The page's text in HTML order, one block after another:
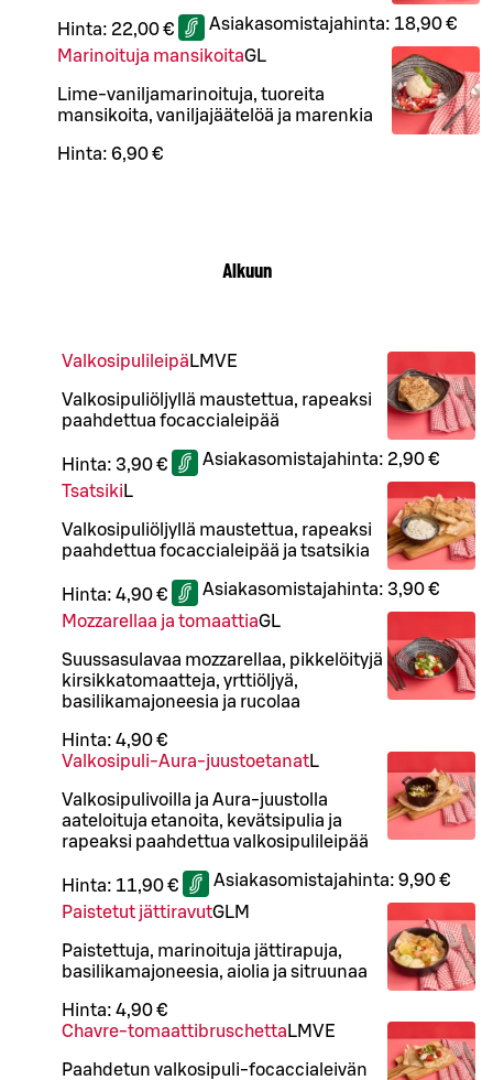
Hinta: 22,00 € Asiakasomistajahinta: 18,90 €
Marinoituja mansikoitaGL
Lime-vaniljamarinoituja, tuoreita
mansikoita, vaniljajäätelöä ja marenkia
Hinta: 6,90 €
Alkuun
Valkosipulileipä LMVE
Valkosipuliöljyllä maustettua, rapeaksi
paahdettua focaccialeipää
Hinta: 3,90 € Asiakasomistajahinta: 2,90 €
Tsatsiki L
Valkosipuliöljyllä maustettua, rapeaksi
paahdettua focaccialeipää ja tsatsikia
Hinta: 4,90 € Asiakasomistajahinta: 3,90 €
Mozzarellaa ja tomaattiaGL
Suussasulavaa mozzarellaa, pikkelöityjä
kirsikkatomaatteja, yrttiöljyä,
basilikamajoneesia ja rucolaa
Hinta: 4,90 €
Valkosipuli-Aura-juustoetanatL
Valkosipulivoilla ja Aura-juustolla
aateloituja etanoita, kevätsipulia ja
rapeaksi paahdettua valkosipulileipää
Hinta: 11,90 € Asiakasomistajahinta: 9,90 €
Paistetut jättiravutGLM
Paistettuja, marinoituja jättirapuja,
basilikamajoneesia, aiolia ja sitruunaa
Hinta: 4,90 €
Chavre-tomaattibruschetta LMVE
Paahdetun valkosipuli-focaccialeivän